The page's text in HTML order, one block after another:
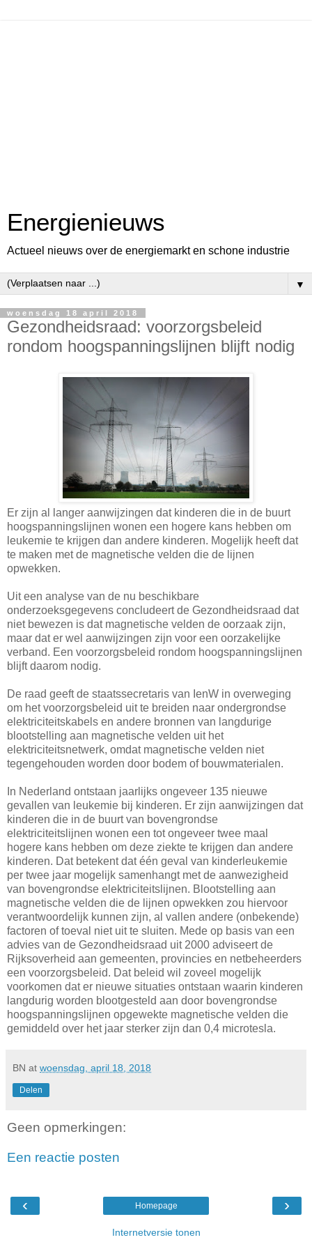
Energienieuws
Actueel nieuws over de energiemarkt en schone industrie
▼
woensdag 18 april 2018
Gezondheidsraad: voorzorgsbeleid
rondom hoogspanningslijnen blijft nodig
Er zijn al langer aanwijzingen dat kinderen die in de buurt
hoogspanningslijnen wonen een hogere kans hebben om
leukemie te krijgen dan andere kinderen. Mogelijk heeft dat
te maken met de magnetische velden die de lijnen
opwekken.
Uit een analyse van de nu beschikbare
onderzoeksgegevens concludeert de Gezondheidsraad dat
niet bewezen is dat magnetische velden de oorzaak zijn,
maar dat er wel aanwijzingen zijn voor een oorzakelijke
verband. Een voorzorgsbeleid rondom hoogspanningslijnen
blijft daarom nodig.
De raad geeft de staatssecretaris van IenW in overweging
om het voorzorgsbeleid uit te breiden naar ondergrondse
elektriciteitskabels en andere bronnen van langdurige
blootstelling aan magnetische velden uit het
elektriciteitsnetwerk, omdat magnetische velden niet
tegengehouden worden door bodem of bouwmaterialen.
In Nederland ontstaan jaarlijks ongeveer 135 nieuwe
gevallen van leukemie bij kinderen. Er zijn aanwijzingen dat
kinderen die in de buurt van bovengrondse
elektriciteitslijnen wonen een tot ongeveer twee maal
hogere kans hebben om deze ziekte te krijgen dan andere
kinderen. Dat betekent dat één geval van kinderleukemie
per twee jaar mogelijk samenhangt met de aanwezigheid
van bovengrondse elektriciteitslijnen. Blootstelling aan
magnetische velden die de lijnen opwekken zou hiervoor
verantwoordelijk kunnen zijn, al vallen andere (onbekende)
factoren of toeval niet uit te sluiten. Mede op basis van een
advies van de Gezondheidsraad uit 2000 adviseert de
Rijksoverheid aan gemeenten, provincies en netbeheerders
een voorzorgsbeleid. Dat beleid wil zoveel mogelijk
voorkomen dat er nieuwe situaties ontstaan waarin kinderen
langdurig worden blootgesteld aan door bovengrondse
hoogspanningslijnen opgewekte magnetische velden die
gemiddeld over het jaar sterker zijn dan 0,4 microtesla.
BN at woensdag, april 18, 2018
Delen
Geen opmerkingen:
Een reactie posten
‹ ›
Homepage
Internetversie tonen